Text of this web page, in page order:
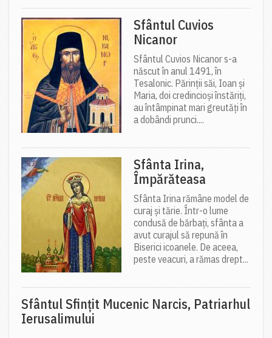
Sfântul Cuvios
Nicanor
Sfântul Cuvios Nicanor s-a
născut în anul 1491, în
Tesalonic. Părinții săi, Ioan și
Maria, doi credincioși înstăriți,
au întâmpinat mari greutăți în
a dobândi prunci....
Sfânta Irina,
Împărăteasa
Sfânta Irina rămâne model de
curaj și tărie. Într-o lume
condusă de bărbați, sfânta a
avut curajul să repună în
Biserici icoanele. De aceea,
peste veacuri, a rămas drept...
Sfântul Sfinţit Mucenic Narcis, Patriarhul
Ierusalimului